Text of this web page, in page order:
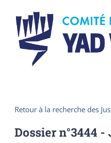
content
Retour à la recherche des
Dossier n°3444 -